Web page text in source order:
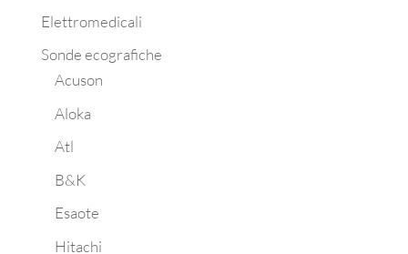
Elettromedicali
Sonde ecografiche
Acuson
Aloka
Atl
B&K
Esaote
Hitachi